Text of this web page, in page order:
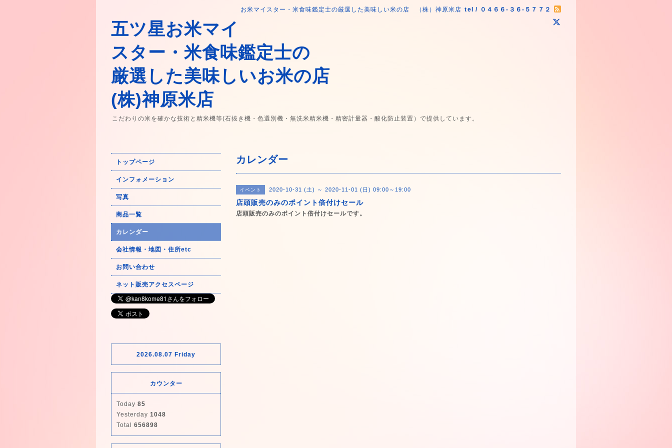
お米マイスター・米食味鑑定士の厳選した美味しい米の店 （株）神原米店 tel / ０４６６-３６-５７７２
五ツ星お米マイ
スター・米食味鑑定士の
厳選した美味しいお米の店
(株)神原米店
こだわりの米を確かな技術と精米機等(石抜き機・色選別機・無洗米精米機・精密計量器・酸化防止装置）で提供しています。
カレンダー
イベント 2020-10-31 (土) ～ 2020-11-01 (日) 09:00～19:00
店頭販売のみのポイント倍付けセール
店頭販売のみのポイント倍付けセールです。
トップページ
インフォメーション
写真
商品一覧
カレンダー
会社情報・地図・住所etc
お問い合わせ
ネット販売アクセスページ
2026.08.07 Friday
カウンター
Today 85
Yesterday 1048
Total 656898